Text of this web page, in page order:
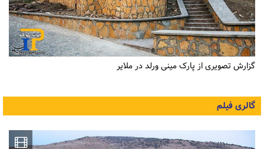
گزارش تصویری از پارک مینی ورلد در ملایر
گالری فیلم